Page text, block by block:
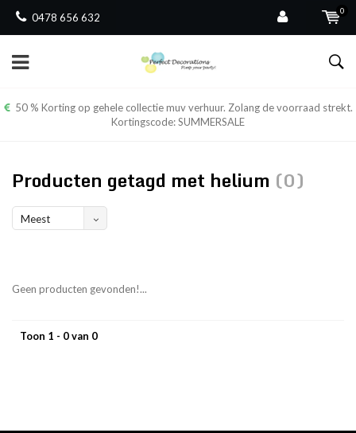
0478 656 632
0
50 % Korting op gehele collectie muv verhuur. Zolang de voorraad strekt.
Kortingscode: SUMMERSALE
Producten getagd met helium (0)
Meest
Geen producten gevonden!...
Toon 1 - 0 van 0